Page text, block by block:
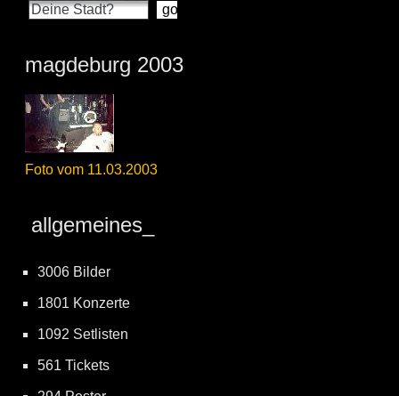
magdeburg 2003
Foto vom 11.03.2003
allgemeines_
3006 Bilder
1801 Konzerte
1092 Setlisten
561 Tickets